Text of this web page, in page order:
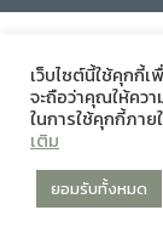
เว็บไซต์นี้ใช้คุกกี้
จะถือว่าคุณให้คว
ในการใช้คุกกี้ภาย
เติม
ยอมรับทั้งหมด